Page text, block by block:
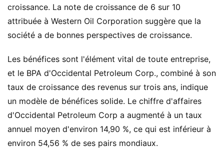
croissance. La note de croissance de 6 sur 10
attribuée à Western Oil Corporation suggère que la
société a de bonnes perspectives de croissance.
Les bénéfices sont l'élément vital de toute entreprise,
et le BPA d'Occidental Petroleum Corp., combiné à son
taux de croissance des revenus sur trois ans, indique
un modèle de bénéfices solide. Le chiffre d'affaires
d'Occidental Petroleum Corp a augmenté à un taux
annuel moyen d'environ 14,90 %, ce qui est inférieur à
environ 54,56 % de ses pairs mondiaux.